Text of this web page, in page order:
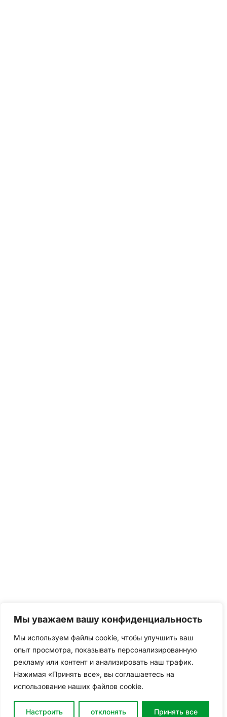
Мы уважаем вашу конфиденциальность
Мы используем файлы cookie, чтобы улучшить ваш
опыт просмотра, показывать персонализированную
рекламу или контент и анализировать наш трафик.
Нажимая «Принять все», вы соглашаетесь на
использование наших файлов cookie.
Настроить отклонять Принять все